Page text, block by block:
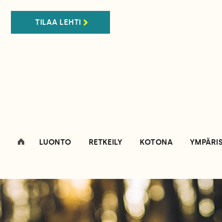
TILAA LEHTI
LUONTO RETKEILY KOTONA